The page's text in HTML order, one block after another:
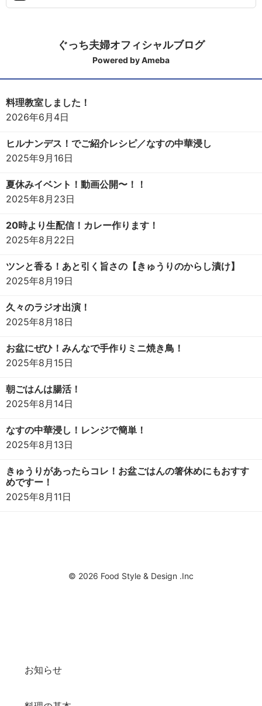
ぐっち夫婦オフィシャルブログ
Powered by Ameba
料理教室しました！
2026年6月4日
ヒルナンデス！でご紹介レシピ／なすの中華浸し
2025年9月16日
夏休みイベント！動画公開〜！！
2025年8月23日
20時より生配信！カレー作ります！
2025年8月22日
ツンと香る！あと引く旨さの【きゅうりのからし漬け】
2025年8月19日
久々のラジオ出演！
2025年8月18日
お盆にぜひ！みんなで手作りミニ焼き鳥！
2025年8月15日
朝ごはんは腸活！
2025年8月14日
なすの中華浸し！レンジで簡単！
2025年8月13日
きゅうりがあったらコレ！お盆ごはんの箸休めにもおすす
めですー！
2025年8月11日
© 2026 Food Style & Design .Inc
お知らせ